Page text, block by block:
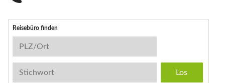
Reisebüro finden
Reisebüro-Suche
PLZ/Ort